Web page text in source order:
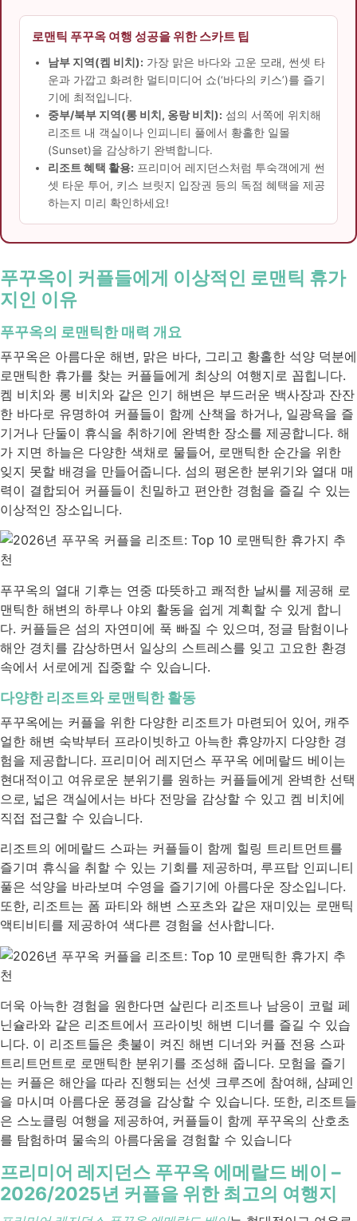
로맨틱 푸꾸옥 여행 성공을 위한 스카트 팁
남부 지역(켐 비치): 가장 맑은 바다와 고운 모래, 썬셋 타
운과 가깝고 화려한 멀티미디어 쇼(‘바다의 키스’)를 즐기
기에 최적입니다.
중부/북부 지역(롱 비치, 옹랑 비치): 섬의 서쪽에 위치해
리조트 내 객실이나 인피니티 풀에서 황홀한 일몰
(Sunset)을 감상하기 완벽합니다.
리조트 혜택 활용: 프리미어 레지던스처럼 투숙객에게 썬
셋 타운 투어, 키스 브릿지 입장권 등의 독점 혜택을 제공
하는지 미리 확인하세요!
푸꾸옥이 커플들에게 이상적인 로맨틱 휴가
지인 이유
푸꾸옥의 로맨틱한 매력 개요
푸꾸옥은 아름다운 해변, 맑은 바다, 그리고 황홀한 석양 덕분에
로맨틱한 휴가를 찾는 커플들에게 최상의 여행지로 꼽힙니다.
켐 비치와 롱 비치와 같은 인기 해변은 부드러운 백사장과 잔잔
한 바다로 유명하여 커플들이 함께 산책을 하거나, 일광욕을 즐
기거나 단둘이 휴식을 취하기에 완벽한 장소를 제공합니다. 해
가 지면 하늘은 다양한 색채로 물들어, 로맨틱한 순간을 위한
잊지 못할 배경을 만들어줍니다. 섬의 평온한 분위기와 열대 매
력이 결합되어 커플들이 친밀하고 편안한 경험을 즐길 수 있는
이상적인 장소입니다.
푸꾸옥의 열대 기후는 연중 따뜻하고 쾌적한 날씨를 제공해 로
맨틱한 해변의 하루나 야외 활동을 쉽게 계획할 수 있게 합니
다. 커플들은 섬의 자연미에 푹 빠질 수 있으며, 정글 탐험이나
해안 경치를 감상하면서 일상의 스트레스를 잊고 고요한 환경
속에서 서로에게 집중할 수 있습니다.
다양한 리조트와 로맨틱한 활동
푸꾸옥에는 커플을 위한 다양한 리조트가 마련되어 있어, 캐주
얼한 해변 숙박부터 프라이빗하고 아늑한 휴양까지 다양한 경
험을 제공합니다. 프리미어 레지던스 푸꾸옥 에메랄드 베이는
현대적이고 여유로운 분위기를 원하는 커플들에게 완벽한 선택
으로, 넓은 객실에서는 바다 전망을 감상할 수 있고 켐 비치에
직접 접근할 수 있습니다.
리조트의 에메랄드 스파는 커플들이 함께 힐링 트리트먼트를
즐기며 휴식을 취할 수 있는 기회를 제공하며, 루프탑 인피니티
풀은 석양을 바라보며 수영을 즐기기에 아름다운 장소입니다.
또한, 리조트는 폼 파티와 해변 스포츠와 같은 재미있는 로맨틱
액티비티를 제공하여 색다른 경험을 선사합니다.
더욱 아늑한 경험을 원한다면 살린다 리조트나 남응이 코럴 페
닌슐라와 같은 리조트에서 프라이빗 해변 디너를 즐길 수 있습
니다. 이 리조트들은 촛불이 켜진 해변 디너와 커플 전용 스파
트리트먼트로 로맨틱한 분위기를 조성해 줍니다. 모험을 즐기
는 커플은 해안을 따라 진행되는 선셋 크루즈에 참여해, 샴페인
을 마시며 아름다운 풍경을 감상할 수 있습니다. 또한, 리조트들
은 스노클링 여행을 제공하여, 커플들이 함께 푸꾸옥의 산호초
를 탐험하며 물속의 아름다움을 경험할 수 있습니다
프리미어 레지던스 푸꾸옥 에메랄드 베이 –
2026/2025년 커플을 위한 최고의 여행지